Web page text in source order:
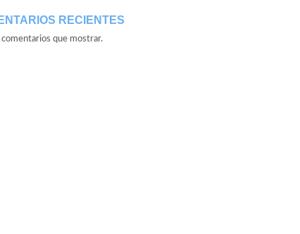
RECIENTES
comentarios que mostrar.